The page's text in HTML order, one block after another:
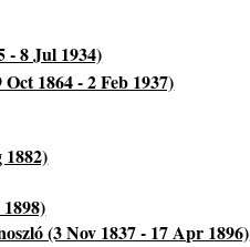
- 8 Jul 1934)
1864 - 2 Feb 1937)
(3 Nov 1837 - 17 Apr 1896)